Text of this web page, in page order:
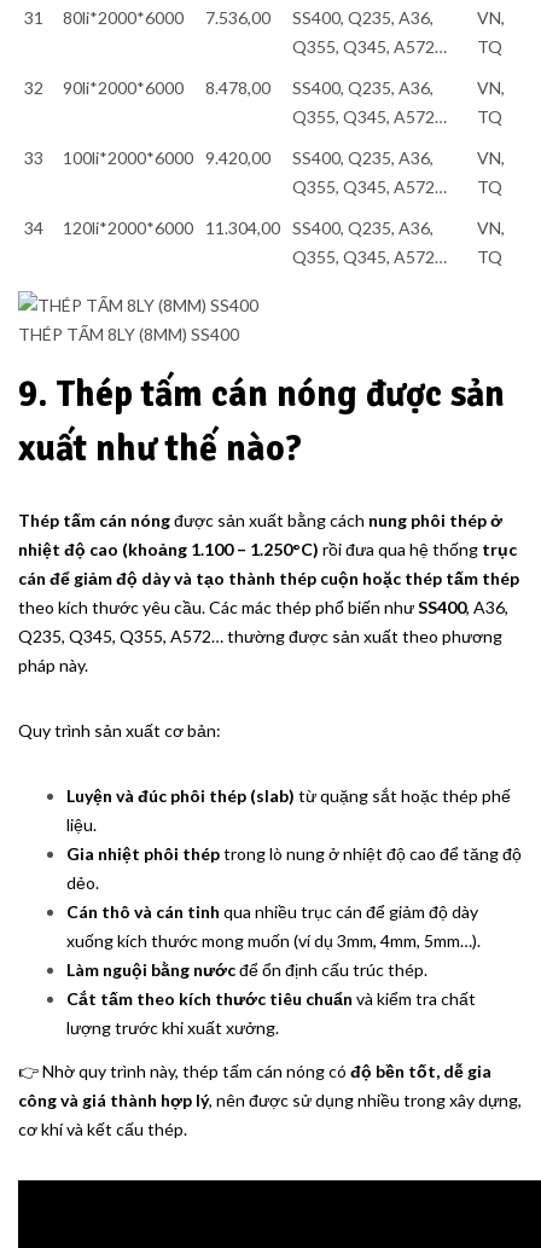
31 80li*2000*6000 7.536,00
SS400, Q235, A36,
Q355, Q345, A572…
VN,
TQ
32
90li*2000*6000 8.478,00
SS400, Q235, A36,
Q355, Q345, A572…
VN,
TQ
33
100li*2000*6000 9.420,00
SS400, Q235, A36,
Q355, Q345, A572…
VN,
TQ
34
120li*2000*6000 11.304,00 SS400, Q235, A36,
Q355, Q345, A572…
VN,
TQ
THÉP TẤM 8LY (8MM) SS400
9. Thép tấm cán nóng được sản
xuất như thế nào?
Thép tấm cán nóngđược sản xuất bằng cách nung phôi thép ở
nhiệt độ cao (khoảng 1.100 – 1.250°C) rồi đưa qua hệ thống trục
cán để giảm độ dày và tạo thành thép cuộn hoặc thép tấm thép
theo kích thước yêu cầu. Các mác thép phổ biến nhưSS400, A36,
Q235, Q345, Q355, A572… thường được sản xuất theo phương
pháp này.
Quy trình sản xuất cơ bản:
Luyện và đúc phôi thép (slab) từ quặng sắt hoặc thép phế
liệu.
Gia nhiệt phôi théptrong lò nung ở nhiệt độ cao để tăng độ
dẻo.
Cán thô và cán tinh qua nhiều trục cán để giảm độ dày
xuống kích thước mong muốn (ví dụ 3mm, 4mm, 5mm…).
Làm nguội bằng nướcđể ổn định cấu trúc thép.
Cắt tấm theo kích thước tiêu chuẩn và kiểm tra chất
lượng trước khi xuất xưởng.
👉 Nhờ quy trình này, thép tấm cán nóng có độ bền tốt, dễ gia
công và giá thành hợp lý, nên được sử dụng nhiều trong xây dựng,
cơ khí và kết cấu thép.